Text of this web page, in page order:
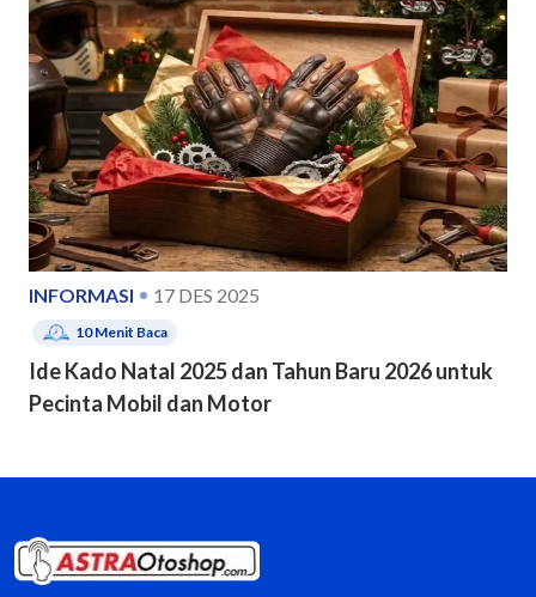
INFORMASI 17 DES 2025
10Menit Baca
Ide Kado Natal 2025 dan Tahun Baru 2026 untuk
Pecinta Mobil dan Motor